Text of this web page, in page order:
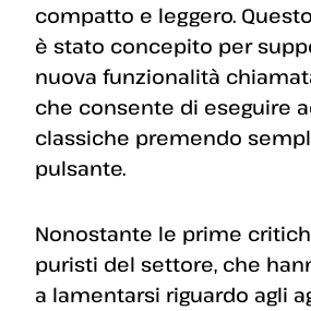
compatto e leggero.
è stato concepito per
nuova funzionalità chiamata
che consente di eseguire
classiche premendo
pulsante.
Nonostante le prime
puristi del settore, che
a lamentarsi riguardo agli